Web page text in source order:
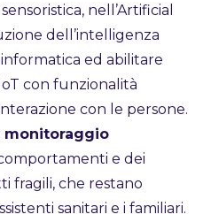
nell’Artificial
dell’intelligenza
ed abilitare
con funzionalità
con le persone.
monitoraggio
e dei
fragili, che restano
sanitari e i familiari.